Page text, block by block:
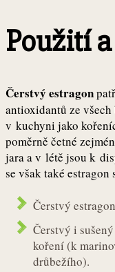
Použití
Čerstvý estragon
antioxidantů ze
v kuchyni jako
poměrně četné
jara a v létě jsou k
se však také estragon
Čerstvý
Čerstvý i
koření (k
drůbežího).